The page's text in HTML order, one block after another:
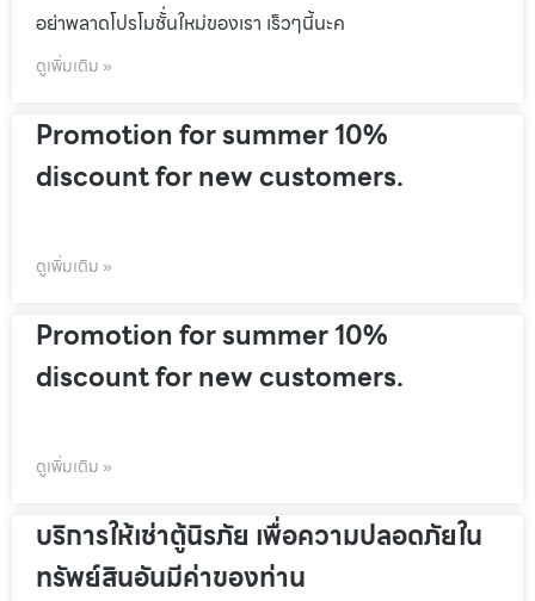
อย่าพลาดโปรโมชั้่นใหม่ของเรา เร็วๆนี้นะค
ดูเพิ่มเติม »
Promotion for summer 10%
discount for new customers.
ดูเพิ่มเติม »
Promotion for summer 10%
discount for new customers.
ดูเพิ่มเติม »
บริการให้เช่าตู้นิรภัย เพื่อความปลอดภัยใน
ทรัพย์สินอันมีค่าของท่าน